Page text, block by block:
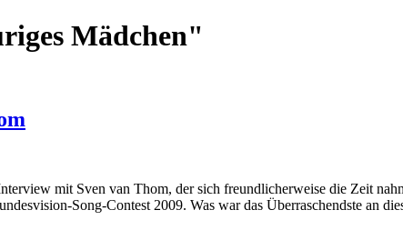
Mädchen"
mit Sven van Thom, der sich freundlicherweise die Zeit
Song-Contest 2009. Was war das Überraschendste an